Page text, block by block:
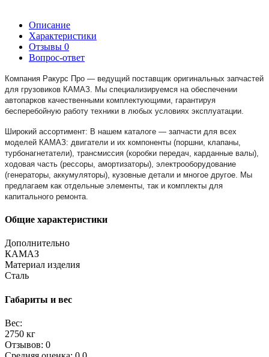
Описание
Характеристики
Отзывы 0
Вопрос-ответ
Компания Ракурс Про — ведущий поставщик оригинальных запчастей
для грузовиков КАМАЗ. Мы специализируемся на обеспечении
автопарков качественными комплектующими, гарантируя
бесперебойную работу техники в любых условиях эксплуатации.
Широкий ассортимент: В нашем каталоге — запчасти для всех
моделей КАМАЗ: двигатели и их компоненты (поршни, клапаны,
турбонагнетатели), трансмиссия (коробки передач, карданные валы),
ходовая часть (рессоры, амортизаторы), электрооборудование
(генераторы, аккумуляторы), кузовные детали и многое другое. Мы
предлагаем как отдельные элементы, так и комплекты для
капитального ремонта.
Общие характеристики
Дополнительно
КАМАЗ
Материал изделия
Сталь
Габариты и вес
Вес:
2750 кг
Отзывов: 0